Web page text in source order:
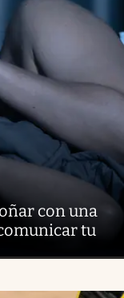
con una
tu